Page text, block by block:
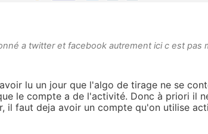
a twitter et facebook autrement ici c est pas
lu un jour que l'algo de tirage ne se
le compte a de l'activité. Donc à priori il
il faut deja avoir un compte qu'on utilise